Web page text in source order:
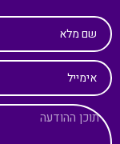
שם מלא
אימייל